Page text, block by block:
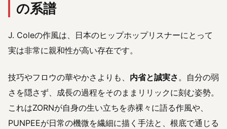
の系譜
J. Coleの作風は、日本のヒップホップリスナーにとって
実は非常に親和性が高い存在です。
技巧やフロウの華やかさよりも、 内省と誠実さ。自分の弱
さを隠さず、成長の過程をそのままリリックに刻む姿勢。
これはZORNが自身の生い立ちを赤裸々に語る作風や、
PUNPEEが日常の機微を繊細に描く手法と、根底で通じる